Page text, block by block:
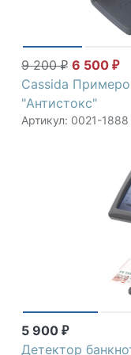
9 200₽ 6 500 ₽
Cassida
"Антистокс"
Артикул: 0021-1888
5 900 ₽
Детектор